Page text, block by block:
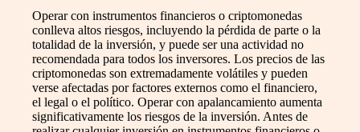
Operar con instrumentos financieros o criptomonedas
conlleva altos riesgos, incluyendo la pérdida de parte o la
totalidad de la inversión, y puede ser una actividad no
recomendada para todos los inversores. Los precios de las
criptomonedas son extremadamente volátiles y pueden
verse afectadas por factores externos como el financiero,
el legal o el político. Operar con apalancamiento aumenta
significativamente los riesgos de la inversión. Antes de